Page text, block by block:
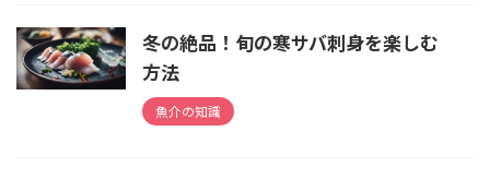
冬の絶品！旬の寒サバ刺身を楽しむ
方法
魚介の知識